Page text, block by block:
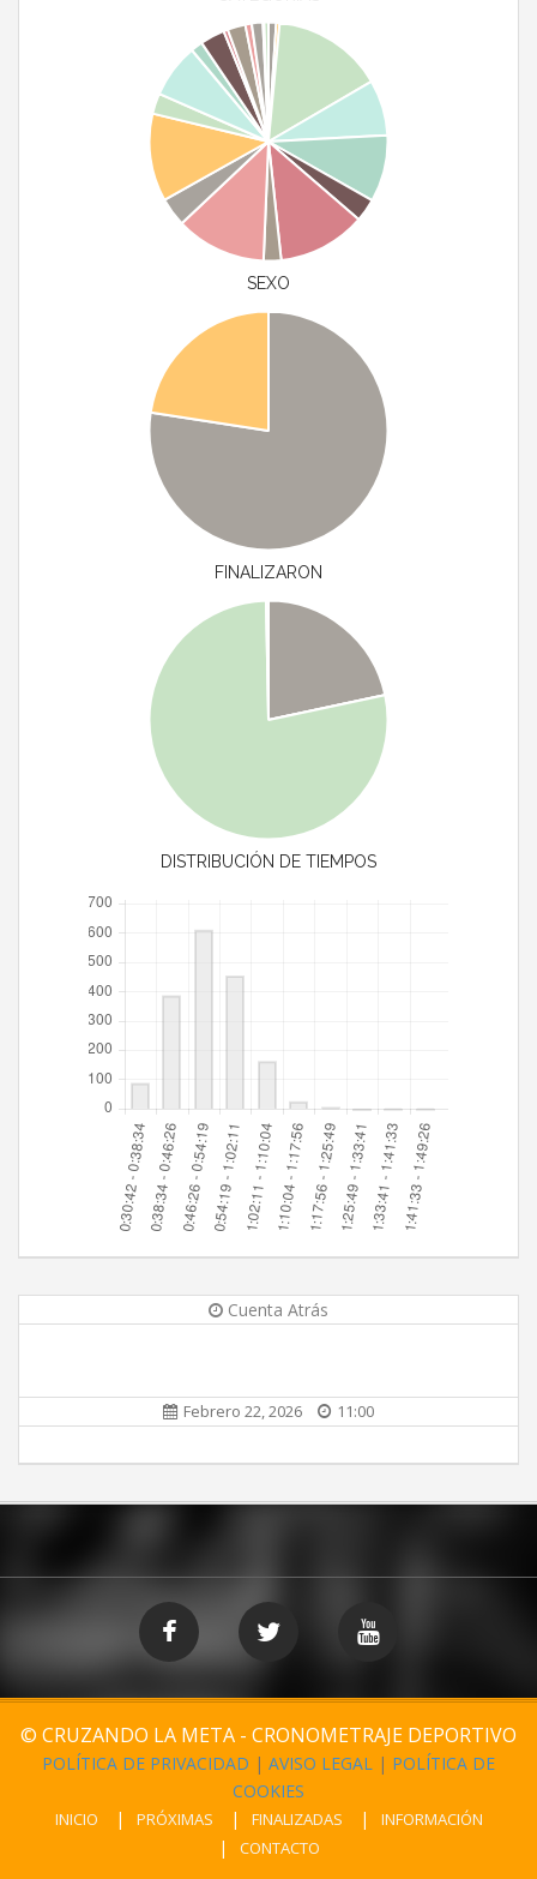
SEXO
FINALIZARON
DISTRIBUCIÓN DE TIEMPOS
Cuenta Atrás
Febrero 22, 2026 11:00
© CRUZANDO LA META - CRONOMETRAJE DEPORTIVO
POLÍTICA DE PRIVACIDAD | AVISO LEGAL | POLÍTICA DE
COOKIES
INICIO PRÓXIMAS FINALIZADAS
INFORMACIÓN
CONTACTO